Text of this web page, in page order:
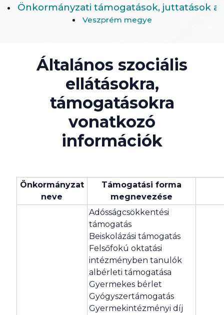
Önkormányzati támogatások, juttatások
Veszprém megye
Általános szociális
ellátásokra,
támogatásokra
vonatkozó
információk
Önkormányzat
neve
Támogatási forma
megnevezése
Adósságcsökkentési
támogatás
Beiskolázási támogatás
Felsőfokú oktatási
intézményben tanulók
albérleti támogatása
Gyermekes bérlet
Gyógyszertámogatás
Gyermekintézményi díj